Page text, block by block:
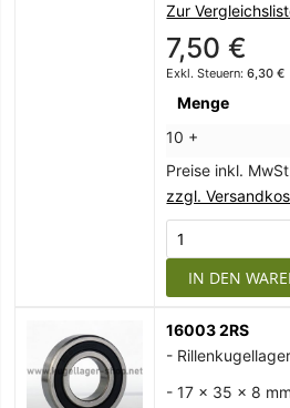
Zur
7,50 €
6,30 €
Menge
10 +
Preise inkl.
zzgl.
IN DEN
16003 2RS
- Rillenkugellager
- 17 x 35 x 8 mm